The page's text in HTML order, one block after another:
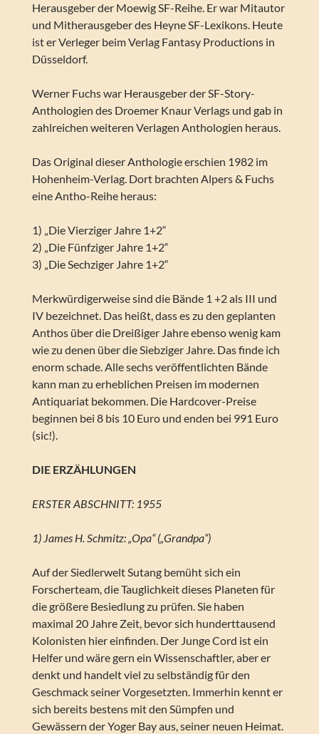
Herausgeber der Moewig SF-Reihe. Er war Mitautor
und Mitherausgeber des Heyne SF-Lexikons. Heute
ist er Verleger beim Verlag Fantasy Productions in
Düsseldorf.
Werner Fuchs war Herausgeber der SF-Story-
Anthologien des Droemer Knaur Verlags und gab in
zahlreichen weiteren Verlagen Anthologien heraus.
Das Original dieser Anthologie erschien 1982 im
Hohenheim-Verlag. Dort brachten Alpers & Fuchs
eine Antho-Reihe heraus:
1) „Die Vierziger Jahre 1+2“
2) „Die Fünfziger Jahre 1+2“
3) „Die Sechziger Jahre 1+2“
Merkwürdigerweise sind die Bände 1 +2 als III und
IV bezeichnet. Das heißt, dass es zu den geplanten
Anthos über die Dreißiger Jahre ebenso wenig kam
wie zu denen über die Siebziger Jahre. Das finde ich
enorm schade. Alle sechs veröffentlichten Bände
kann man zu erheblichen Preisen im modernen
Antiquariat bekommen. Die Hardcover-Preise
beginnen bei 8 bis 10 Euro und enden bei 991 Euro
(sic!).
DIE ERZÄHLUNGEN
ERSTER ABSCHNITT: 1955
1) James H. Schmitz: „Opa“ („Grandpa“)
Auf der Siedlerwelt Sutang bemüht sich ein
Forscherteam, die Tauglichkeit dieses Planeten für
die größere Besiedlung zu prüfen. Sie haben
maximal 20 Jahre Zeit, bevor sich hunderttausend
Kolonisten hier einfinden. Der Junge Cord ist ein
Helfer und wäre gern ein Wissenschaftler, aber er
denkt und handelt viel zu selbständig für den
Geschmack seiner Vorgesetzten. Immerhin kennt er
sich bereits bestens mit den Sümpfen und
Gewässern der Yoger Bay aus, seiner neuen Heimat.